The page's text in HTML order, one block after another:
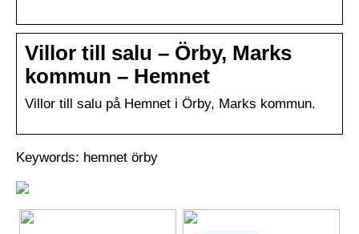
Villor till salu – Örby, Marks
kommun – Hemnet
Villor till salu på Hemnet i Örby, Marks kommun.
Keywords: hemnet örby